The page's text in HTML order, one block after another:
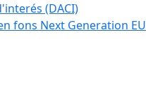
(DACI)
fons Next Generation EU